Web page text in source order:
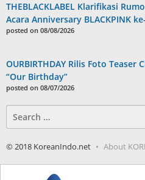
THEBLACKLABEL Klarifikasi
Acara Anniversary BLACKPINK
posted on 08/08/2026
OURBIRTHDAY Rilis Foto
“Our Birthday”
posted on 08/07/2026
for:
© 2018 KoreanIndo.net About